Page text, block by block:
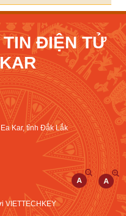
TIN ĐIỆN TỬ
Kar, tỉnh Đắk Lắk
VIETTECHKEY